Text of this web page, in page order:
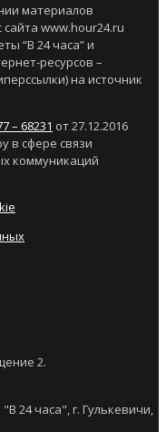
материалов
www.hour24.ru
“В 24 часа” и
ресурсов –
на источник
– 68231 от 27.12.2016
в сфере связи
коммуникаций
2.
24 часа", г. Гулькевичи,